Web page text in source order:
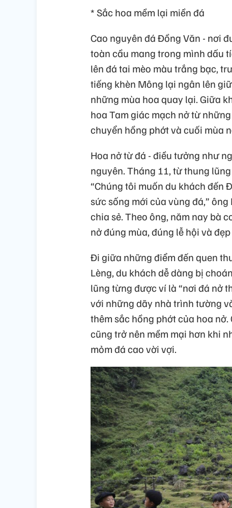
* Sắc hoa mềm lại miền đá
Cao nguyên đá Đồng Văn - nơi
toàn cầu mang trong mình dấu
lên đá tai mèo màu trắng bạc,
tiếng khèn Mông lại ngân lên
những mùa hoa quay lại. Giữa
hoa Tam giác mạch nở từ
chuyển hồng phớt và cuối mùa
Hoa nở từ đá - điều tưởng như
nguyên. Tháng 11, từ thung
“Chúng tôi muốn du khách đến
sức sống mới của vùng đá,”
chia sẻ. Theo ông, năm nay bà
nở đúng mùa, đúng lễ hội và
Đi giữa những điểm đến quen
Lèng, du khách dễ dàng bị
lũng từng được ví là “nơi đá nở
với những dãy nhà trình tường
thêm sắc hồng phớt của hoa
cũng trở nên mềm mại hơn khi
mỏm đá cao vời vợi.